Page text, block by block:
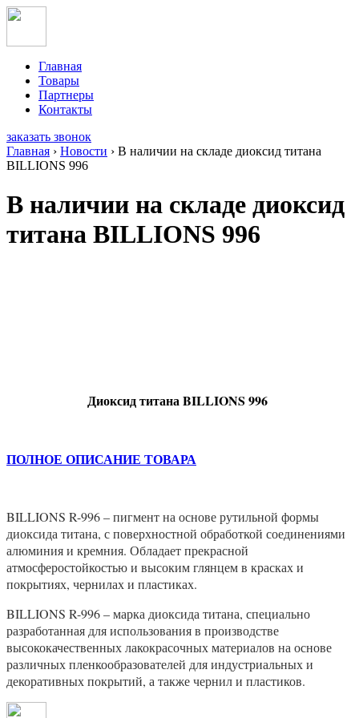
Главная
Товары
Партнеры
Контакты
заказать звонок
Главная › Новости › В наличии на складе диоксид титана
BILLIONS 996
В наличии на складе диоксид
титана BILLIONS 996
Диоксид титана BILLIONS 996
ПОЛНОЕ ОПИСАНИЕ ТОВАРА
BILLIONS R-996 – пигмент на основе рутильной формы
диоксида титана, с поверхностной обработкой соединениями
алюминия и кремния. Обладает прекрасной
атмосферостойкостью и высоким глянцем в красках и
покрытиях, чернилах и пластиках.
BILLIONS R-996 – марка диоксида титана, специально
разработанная для использования в производстве
высококачественных лакокрасочных материалов на основе
различных пленкообразователей для индустриальных и
декоративных покрытий, а также чернил и пластиков.